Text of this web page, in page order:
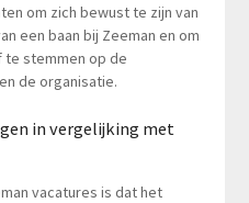
om zich bewust te zijn van
een baan bij Zeeman en om
te stemmen op de
de organisatie.
in vergelijking met
vacatures is dat het